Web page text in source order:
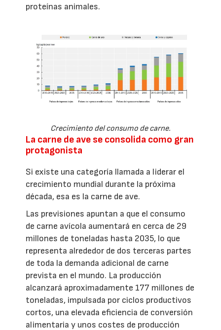
proteínas animales.
Crecimiento del consumo de carne.
La carne de ave se consolida como gran
protagonista
Si existe una categoría llamada a liderar el
crecimiento mundial durante la próxima
década, esa es la carne de ave.
Las previsiones apuntan a que el consumo
de carne avícola aumentará en cerca de 29
millones de toneladas hasta 2035, lo que
representa alrededor de dos terceras partes
de toda la demanda adicional de carne
prevista en el mundo. La producción
alcanzará aproximadamente 177 millones de
toneladas, impulsada por ciclos productivos
cortos, una elevada eficiencia de conversión
alimentaria y unos costes de producción